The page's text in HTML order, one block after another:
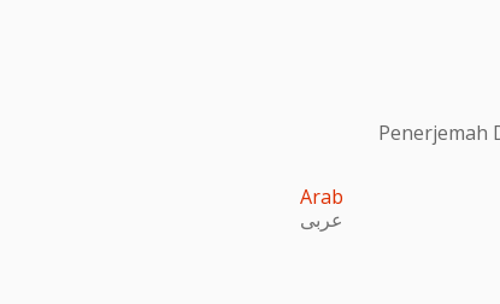
Penerjemah
Arab
عربى